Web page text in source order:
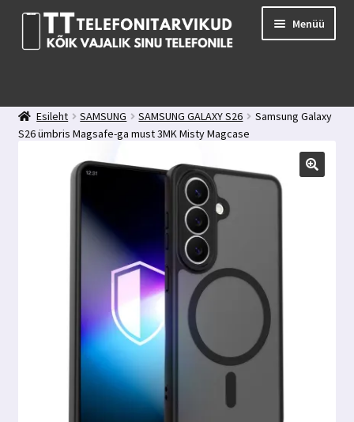
Liigu
navigeerimisele
Liigu
juurde
Menüü
Minu konto
Esileht SAMSUNG SAMSUNG GALAXY S26
Samsung Galaxy
S26 ümbris Magsafe-ga must 3MK Misty Magcase